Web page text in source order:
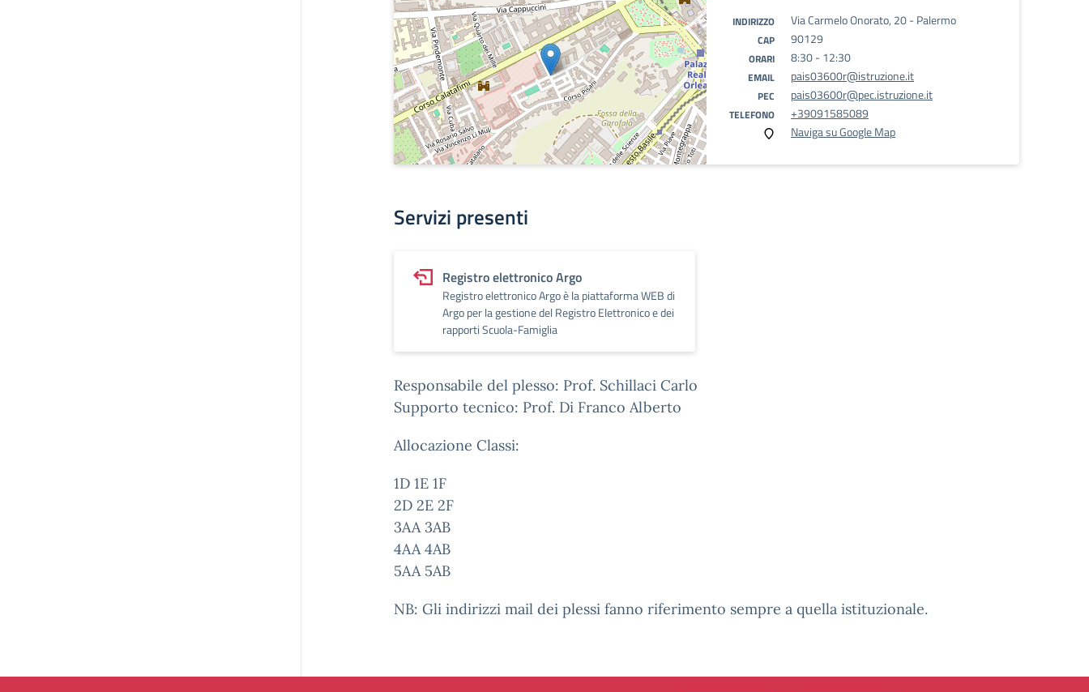
INDIRIZZO Via Carmelo Onorato, 20 - Palermo
CAP 90129
ORARI 8:30 - 12:30
EMAIL pais03600r@istruzione.it
PEC pais03600r@pec.istruzione.it
TELEFONO
+39091585089
Naviga su Google Map
Servizi presenti
Registro elettronico Argo
Registro elettronico Argo è la piattaforma WEB di
Argo per la gestione del Registro Elettronico e dei
rapporti Scuola-Famiglia
Responsabile del plesso: Prof. Schillaci Carlo
Supporto tecnico: Prof. Di Franco Alberto
Allocazione Classi:
1D 1E 1F
2D 2E 2F
3AA 3AB
4AA 4AB
5AA 5AB
NB: Gli indirizzi mail dei plessi fanno riferimento sempre a quella istituzionale.